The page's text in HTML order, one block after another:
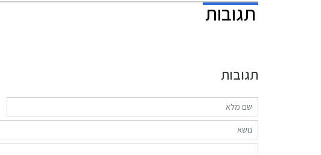
תגובות
תגובות